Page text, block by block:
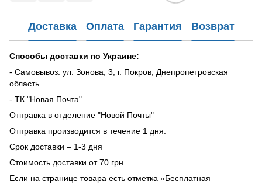
Доставка Оплата Гарантия Возврат
Способы доставки по Украине:
- Самовывоз: ул. Зонова, 3, г. Покров, Днепропетровская
область
- ТК "Новая Почта"
Отправка в отделение "Новой Почты"
Отправка производится в течение 1 дня.
Срок доставки – 1-3 дня
Стоимость доставки от 70 грн.
Если на странице товара есть отметка «Бесплатная